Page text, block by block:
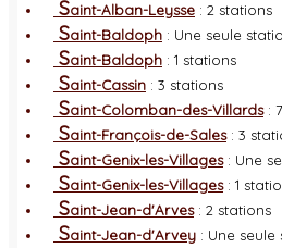
Saint-Alban-Leysse : 2 stations
Saint-Baldoph : Une seule
Saint-Baldoph : 1 stations
Saint-Cassin : 3 stations
Saint-Colomban-des-Villards:
Saint-François-de-Sales: 3
Saint-Genix-les-Villages: Une
Saint-Genix-les-Villages: 1
Saint-Jean-d'Arves: 2 stations
Saint-Jean-d'Arvey : Une seule